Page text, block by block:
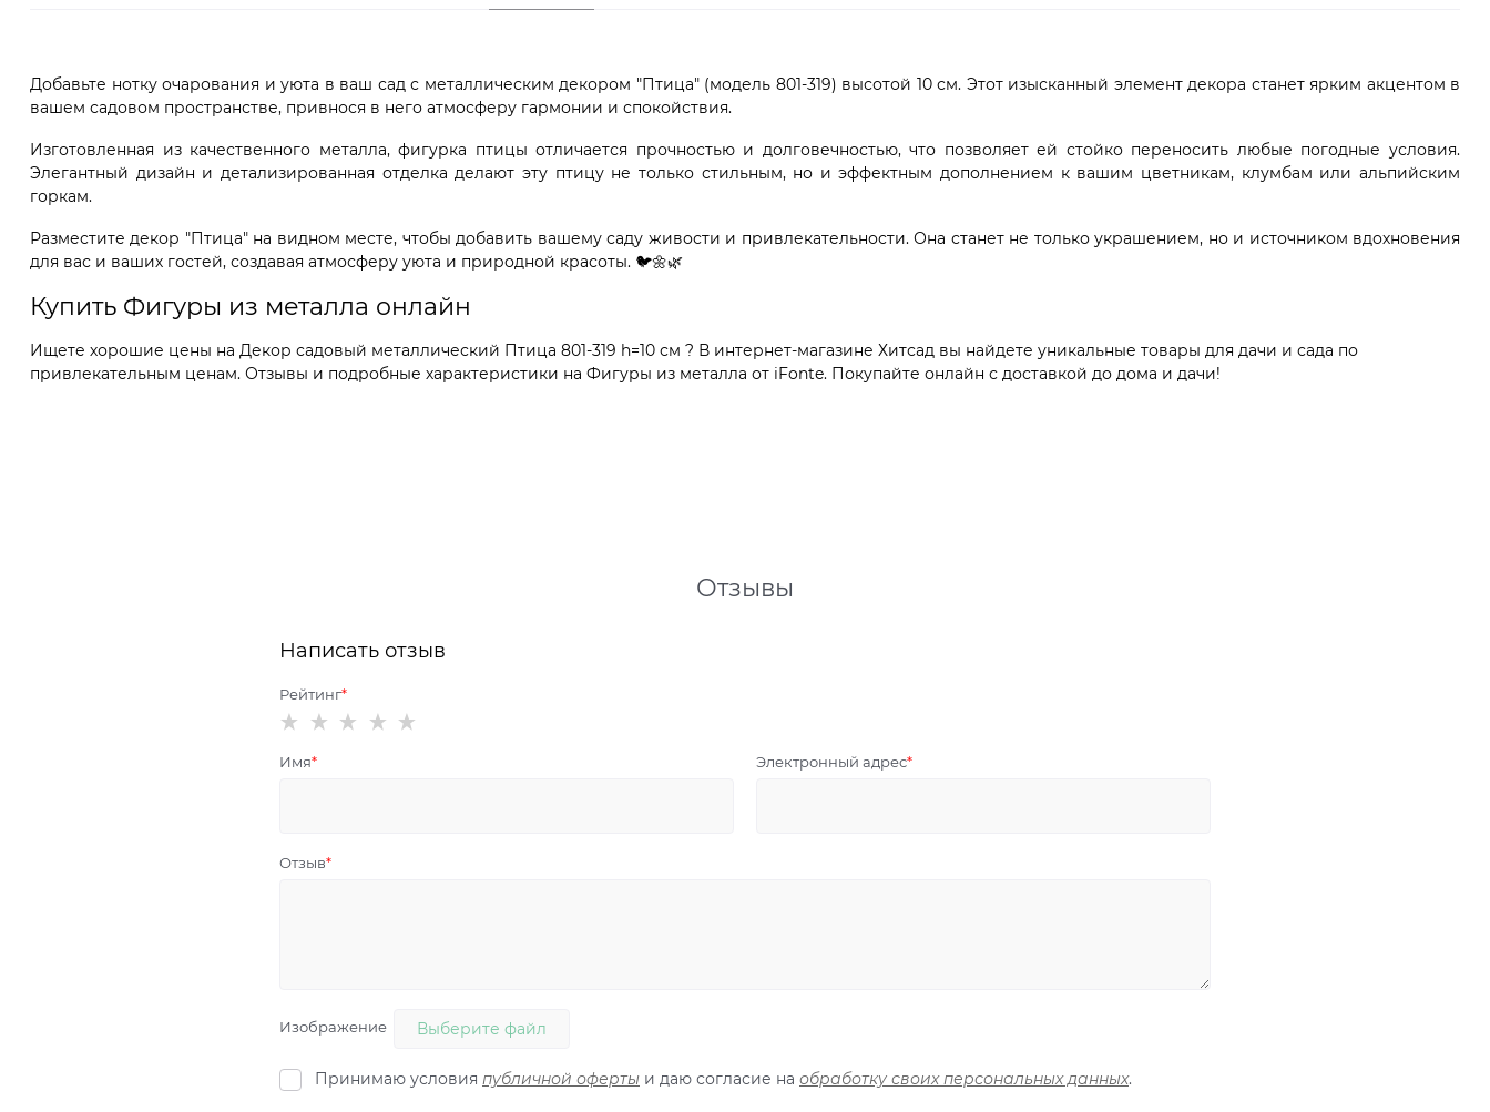
Добавьте нотку очарования и уюта в ваш сад с металлическим декором "Птица" (модель 801-319) высотой 10 см. Этот изысканный элемент декора станет ярким акцентом в
вашем садовом пространстве, привнося в него атмосферу гармонии и спокойствия.
Изготовленная из качественного металла, фигурка птицы отличается прочностью и долговечностью, что позволяет ей стойко переносить любые погодные условия.
Элегантный дизайн и детализированная отделка делают эту птицу не только стильным, но и эффектным дополнением к вашим цветникам, клумбам или альпийским
горкам.
Разместите декор "Птица" на видном месте, чтобы добавить вашему саду живости и привлекательности. Она станет не только украшением, но и источником вдохновения
для вас и ваших гостей, создавая атмосферу уюта и природной красоты. 🐦🌼🌿
Купить Фигуры из металла онлайн
Ищете хорошие цены на Декор садовый металлический Птица 801-319 h=10 см ? В интернет-магазине Хитсад вы найдете уникальные товары для дачи и сада по
привлекательным ценам. Отзывы и подробные характеристики на Фигуры из металла от iFonte. Покупайте онлайн с доставкой до дома и дачи!
Отзывы
Написать отзыв
Рейтинг
Имя Электронный адрес
Отзыв
Изображение Выберите файл
Принимаю условия публичной оферты и даю согласие на обработку своих персональных данных.